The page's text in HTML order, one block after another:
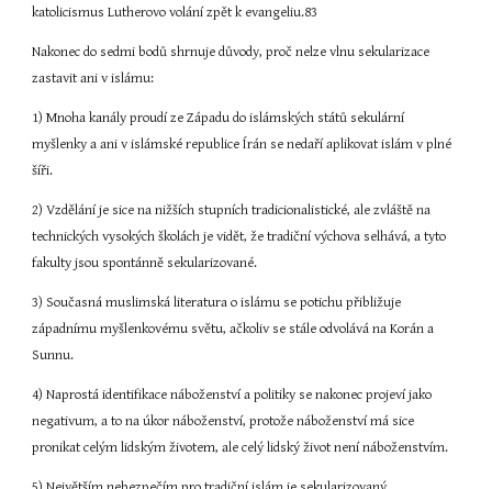
katolicismus Lutherovo volání zpět k evangeliu.83
Nakonec do sedmi bodů shrnuje důvody, proč nelze vlnu sekularizace
zastavit ani v islámu:
1) Mnoha kanály proudí ze Západu do islámských států sekulární
myšlenky a ani v islámské republice Írán se nedaří aplikovat islám v plné
šíři.
2) Vzdělání je sice na nižších stupních tradicionalistické, ale zvláště na
technických vysokých školách je vidět, že tradiční výchova selhává, a tyto
fakulty jsou spontánně sekularizované.
3) Současná muslimská literatura o islámu se potichu přibližuje
západnímu myšlenkovému světu, ačkoliv se stále odvolává na Korán a
Sunnu.
4) Naprostá identifikace náboženství a politiky se nakonec projeví jako
negativum, a to na úkor náboženství, protože náboženství má sice
pronikat celým lidským životem, ale celý lidský život není náboženstvím.